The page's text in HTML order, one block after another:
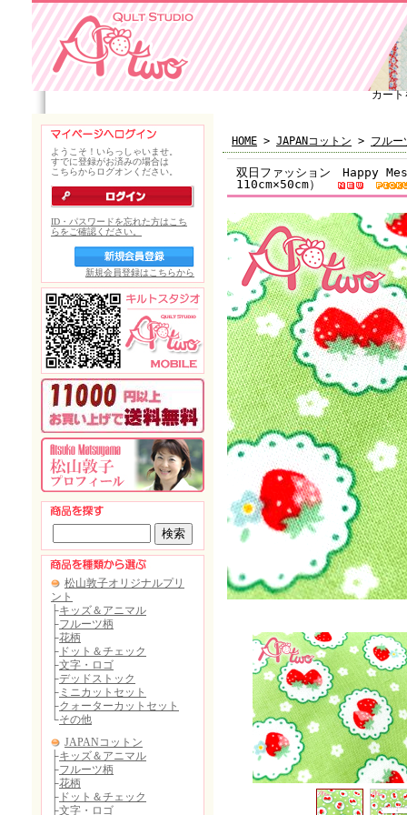
カート
HOME > JAPANコットン > フルー
双日ファッション Happy
110cm×50cm）